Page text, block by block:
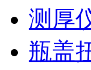
测厚
瓶盖